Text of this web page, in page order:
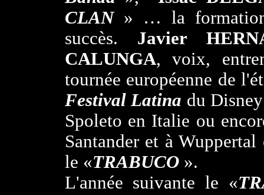
CLAN » … la
succès. Javier
CALUNGA, voix,
tournée européenne de
Festival Latina du
Spoleto en Italie ou
Santander et à
le «TRABUCO ».
L'année suivante le «